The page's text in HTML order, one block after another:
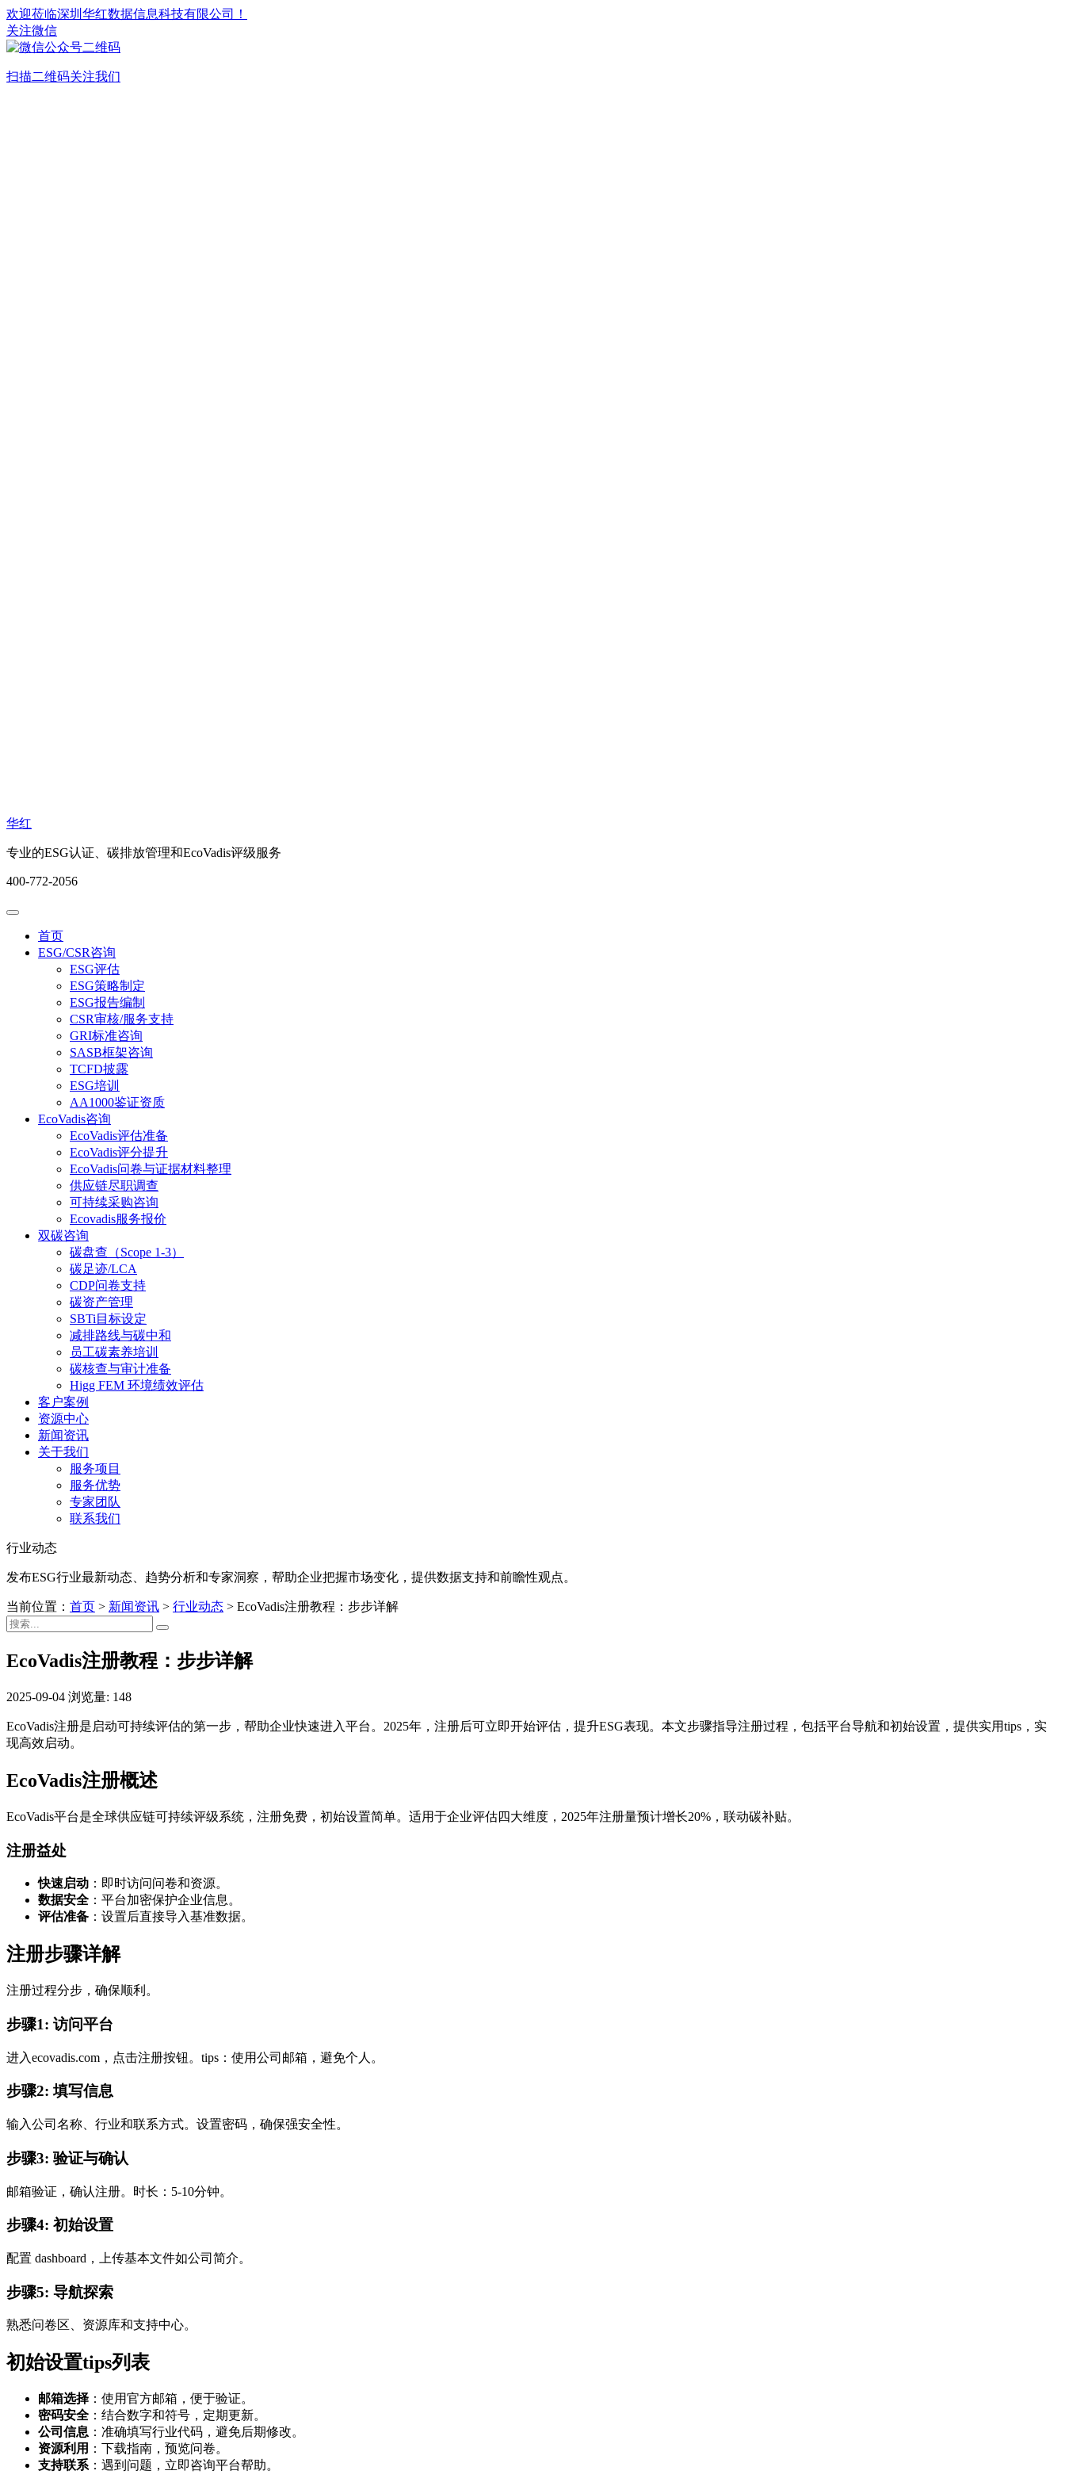
欢迎莅临深圳华红数据信息科技有限公司！
关注微信
扫描二维码关注我们
华红
专业的ESG认证、碳排放管理和EcoVadis评级服务
400-772-2056
首页
ESG/CSR咨询
ESG评估
ESG策略制定
ESG报告编制
CSR审核/服务支持
GRI标准咨询
SASB框架咨询
TCFD披露
ESG培训
AA1000鉴证资质
EcoVadis咨询
EcoVadis评估准备
EcoVadis评分提升
EcoVadis问卷与证据材料整理
供应链尽职调查
可持续采购咨询
Ecovadis服务报价
双碳咨询
碳盘查（Scope 1-3）
碳足迹/LCA
CDP问卷支持
碳资产管理
SBTi目标设定
减排路线与碳中和
员工碳素养培训
碳核查与审计准备
Higg FEM 环境绩效评估
客户案例
资源中心
新闻资讯
关于我们
服务项目
服务优势
专家团队
联系我们
行业动态
发布ESG行业最新动态、趋势分析和专家洞察，帮助企业把握市场变化，提供数据支持和前瞻性观点。
当前位置： 首页 > 新闻资讯 > 行业动态 > EcoVadis注册教程：步步详解
EcoVadis注册教程：步步详解
2025-09-04 浏览量: 148
EcoVadis注册是启动可持续评估的第一步，帮助企业快速进入平台。2025年，注册后可立即开始评估，提升ESG表现。本文步骤指导注册过程，包括平台导航和初始设置，提供实用tips，实
现高效启动。
EcoVadis注册概述
EcoVadis平台是全球供应链可持续评级系统，注册免费，初始设置简单。适用于企业评估四大维度，2025年注册量预计增长20%，联动碳补贴。
注册益处
快速启动 ：即时访问问卷和资源。
数据安全 ：平台加密保护企业信息。
评估准备 ：设置后直接导入基准数据。
注册步骤详解
注册过程分步，确保顺利。
步骤1: 访问平台
进入ecovadis.com，点击注册按钮。tips：使用公司邮箱，避免个人。
步骤2: 填写信息
输入公司名称、行业和联系方式。设置密码，确保强安全性。
步骤3: 验证与确认
邮箱验证，确认注册。时长：5-10分钟。
步骤4: 初始设置
配置 dashboard，上传基本文件如公司简介。
步骤5: 导航探索
熟悉问卷区、资源库和支持中心。
初始设置tips列表
邮箱选择 ：使用官方邮箱，便于验证。
密码安全 ：结合数字和符号，定期更新。
公司信息 ：准确填写行业代码，避免后期修改。
资源利用 ：下载指南，预览问卷。
支持联系 ：遇到问题，立即咨询平台帮助。